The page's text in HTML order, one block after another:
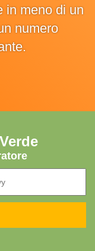
in meno di un
numero